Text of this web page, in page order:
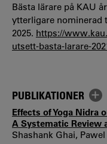
Bästa lärare på KAU
ytterligare nominerad
2025. https://
utsett-basta-larare-
PUBLIKATIONER
Effects of Yoga Nidra
A Systematic Review
Shashank Ghai,